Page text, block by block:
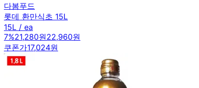
다봄푸드
롯데 환만식초 15L
15L / ea
7%21,280원22,960원
쿠폰가17,024원